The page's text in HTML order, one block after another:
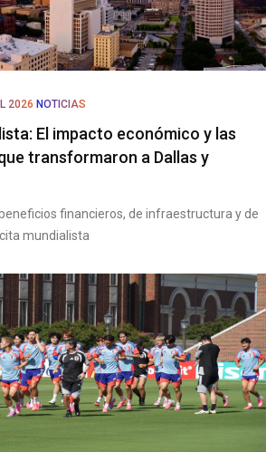
2026 NOTICIAS
El impacto económico y las
transformaron a Dallas y
financieros, de infraestructura y de
mundialista